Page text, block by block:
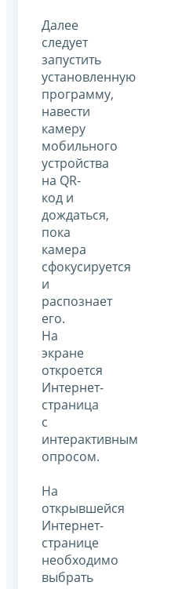
Далее
следует
запустить
установленную
программу,
навести
камеру
мобильного
устройства
на QR-
код и
дождаться,
пока
камера
сфокусируется
и
распознает
его.
На
экране
откроется
Интернет-
страница
с
интерактивным
опросом.
На
открывшейся
Интернет-
странице
необходимо
выбрать